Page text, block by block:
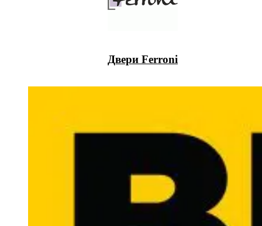
Двери Ferroni